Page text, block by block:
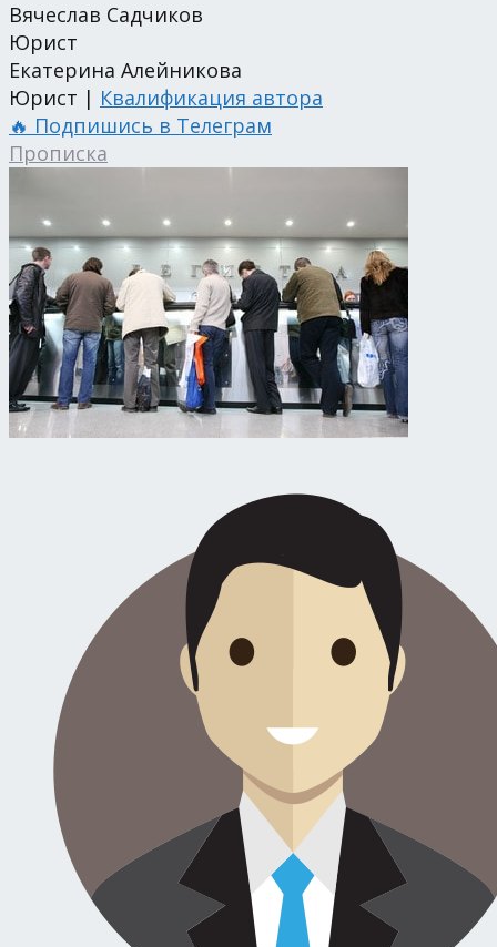
Вячеслав Садчиков
Юрист
Екатерина Алейникова
Юрист | Квалификация автора
🔥 Подпишись в Телеграм
Прописка